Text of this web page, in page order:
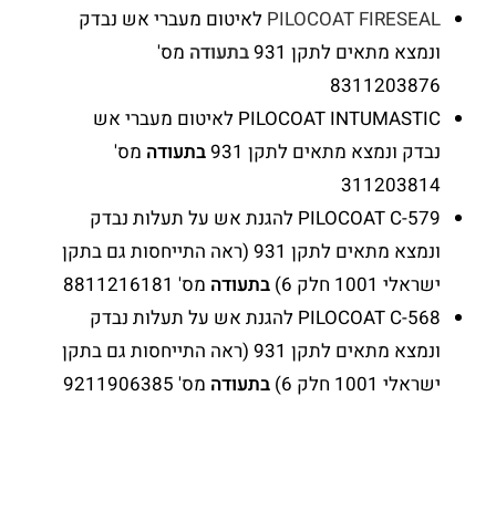
PILOCOAT FIRESEAL לאיטום מעברי אש נבדק
ונמצא מתאים לתקן 931
בתעודה מס'
8311203876
PILOCOAT INTUMASTIC לאיטום מעברי אש
נבדק ונמצא מתאים לתקן 931
בתעודה מס'
311203814
PILOCOAT C-579 להגנת אש על תעלות נבדק
ונמצא מתאים לתקן 931 (ראה התייחסות גם בתקן
ישראלי 1001 חלק 6)
בתעודה מס' 8811216181
PILOCOAT C-568 להגנת אש על תעלות נבדק
ונמצא מתאים לתקן 931 (ראה התייחסות גם בתקן
ישראלי 1001 חלק 6)
בתעודה מס' 9211906385